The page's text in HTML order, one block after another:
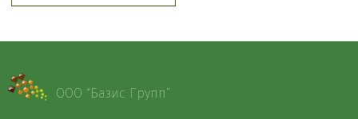
ООО “Базис Групп”